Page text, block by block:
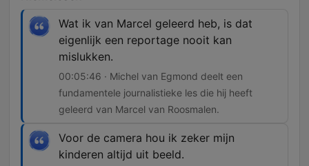
Wat ik van Marcel geleerd heb, is dat
eigenlijk een reportage nooit kan
mislukken.
00:05:46 · Michel van Egmond deelt een
fundamentele journalistieke les die hij heeft
geleerd van Marcel van Roosmalen.
Voor de camera hou ik zeker mijn
kinderen altijd uit beeld.